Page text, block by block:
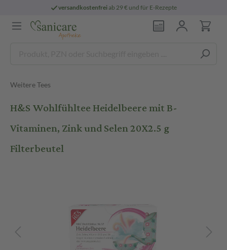
versandkostenfreiab 29 € und für E-Rezepte
Weitere Tees
H&S Wohlfühltee Heidelbeere mit B-
Vitaminen, Zink und Selen 20X2.5 g
Filterbeutel